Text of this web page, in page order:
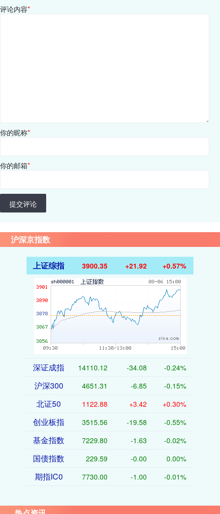
评论内容*
你的昵称*
你的邮箱*
提交评论
沪深京指数
上证综指 3900.35 +21.92 +0.57%
深证成指 14110.12 -34.08 -0.24%
沪深300 4651.31 -6.85 -0.15%
北证50 1122.88 +3.42 +0.30%
创业板指 3515.56 -19.58 -0.55%
基金指数 7229.80 -1.63 -0.02%
国债指数 229.59 -0.00 0.00%
期指IC0 7730.00 -1.00 -0.01%